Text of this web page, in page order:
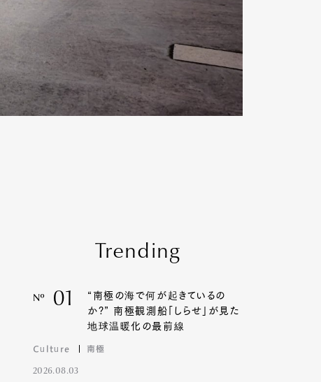
Trending
Nº 01
“南極の海で何が起きているの
か?” 南極観測船「しらせ」が見た
地球温暖化の最前線
Culture 南極
2026.08.03